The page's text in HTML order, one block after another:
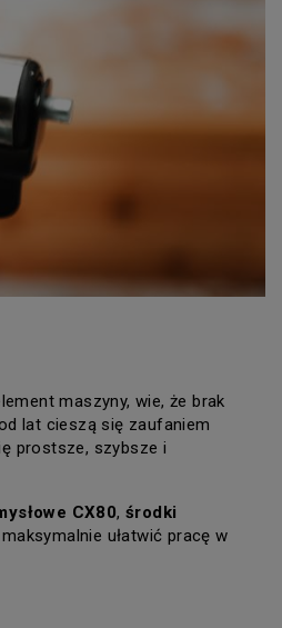
maszyny, wie, że brak
lat cieszą się zaufaniem
prostsze, szybsze i
CX80, środki
ułatwić pracę w